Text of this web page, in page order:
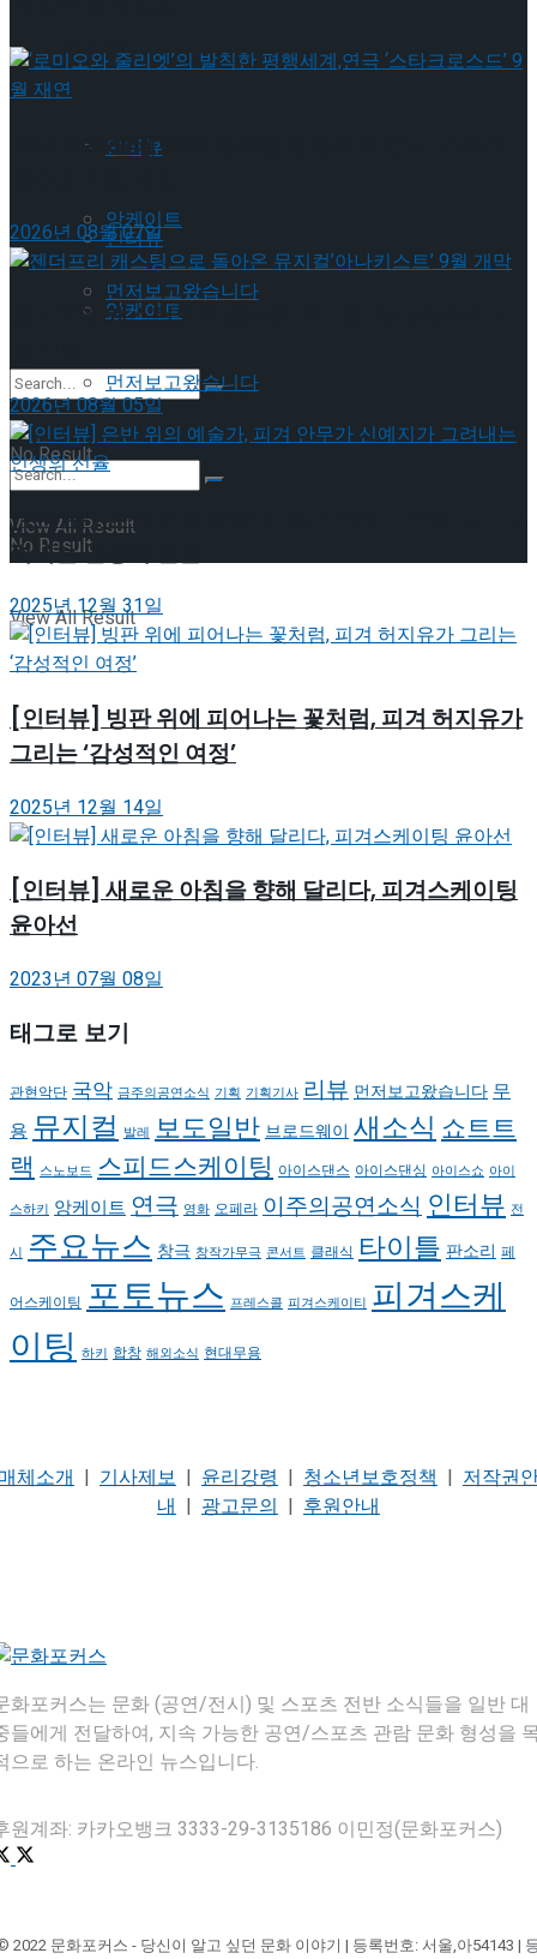
Trending Tags
인터뷰
앙케이트
먼저보고왔습니다
No Result
View All Result
이호원
Trending Tags
인터뷰
앙케이트
먼저보고왔습니다
No Result
View All Result
‘로미오와 줄리엣’의 발칙한 평행세계,연극 ‘스타크
2026년 08월 07일
젠더프리 캐스팅으로 돌아온 뮤지컬’아나키스트’ 9
2026년 08월 05일
[인터뷰] 은반 위의 예술가, 피겨 안무가 신예지가 그
려내는 인생의 선율
2025년 12월 31일
[인터뷰] 빙판 위에 피어나는 꽃처럼, 피겨 허지유가
그리는 ‘감성적인 여정’
2025년 12월 14일
[인터뷰] 새로운 아침을 향해 달리다, 피겨스케이팅
윤아선
2023년 07월 08일
태그로 보기
관현악단 국악 금주의공연소식 기획 기획기사 리뷰 먼저보고왔습니다 무
용 뮤지컬 발레 보도일반 브로드웨이 새소식 쇼트트
랙 스노보드 스피드스케이팅 아이스댄스 아이스댄싱 아이스쇼 아이
스하키 앙케이트 연극 영화 오페라 이주의공연소식 인터뷰 전
시 주요뉴스 창극 창작가무극 콘서트 클래식 타이틀 판소리 페
어스케이팅 포토뉴스 프레스콜 피겨스케이티 피겨스케
이팅 하키 합창 해외소식 현대무용
체소개 | 기사제보 | 윤리강령 | 청소년보호정책 | 저작권
내 | 광고문의 | 후원안내
화포커스는 문화 (공연/전시) 및 스포츠 전반 소식들을 일반 대
들에게 전달하여, 지속 가능한 공연/스포츠 관람 문화 형성을
으로 하는 온라인 뉴스입니다.
원계좌: 카카오뱅크 3333-29-3135186 이민정(문화포커스)
2022 문화포커스 - 당신이 알고 싶던 문화 이야기 | 등록번호: 서울,아54143 |